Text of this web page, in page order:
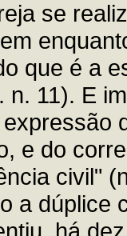
se
que é a
n. 11). E
e do
civil"
a dúplice
há